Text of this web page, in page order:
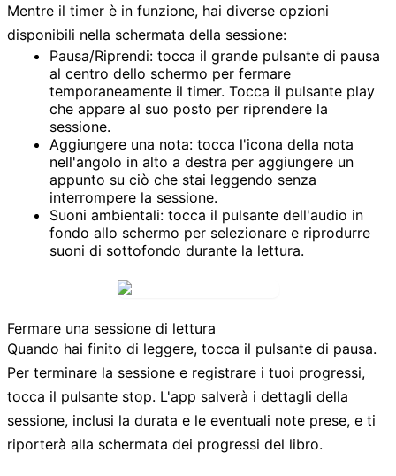
Mentre il timer è in funzione, hai diverse opzioni
disponibili nella schermata della sessione:
Pausa/Riprendi: tocca il grande pulsante di pausa
al centro dello schermo per fermare
temporaneamente il timer. Tocca il pulsante play
che appare al suo posto per riprendere la
sessione.
Aggiungere una nota: tocca l'icona della nota
nell'angolo in alto a destra per aggiungere un
appunto su ciò che stai leggendo senza
interrompere la sessione.
Suoni ambientali: tocca il pulsante dell'audio in
fondo allo schermo per selezionare e riprodurre
suoni di sottofondo durante la lettura.
Fermare una sessione di lettura
Quando hai finito di leggere, tocca il pulsante di pausa.
Per terminare la sessione e registrare i tuoi progressi,
tocca il pulsante stop. L'app salverà i dettagli della
sessione, inclusi la durata e le eventuali note prese, e ti
riporterà alla schermata dei progressi del libro.